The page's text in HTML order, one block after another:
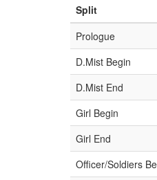
Split
Prologue
D.Mist Begin
D.Mist End
Girl Begin
Girl End
Officer/Soldiers